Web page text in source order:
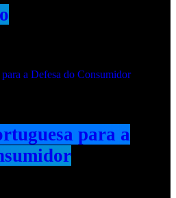
para a